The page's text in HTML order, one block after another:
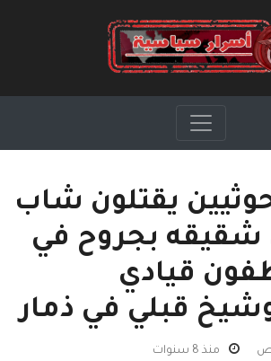
يقتلون شاب
شقيقه بجروح في
قيادي
قبلي في ذمار
منذ 8 سنوات